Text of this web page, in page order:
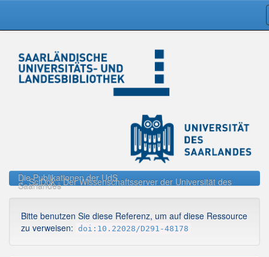
navigation
Die Publikationen der UdS
SciDok - Der Wissenschaftsserver der Universität des
Saarlandes
Bitte benutzen Sie diese Referenz, um auf diese Ressource
zu verweisen: doi:10.22028/D291-48178